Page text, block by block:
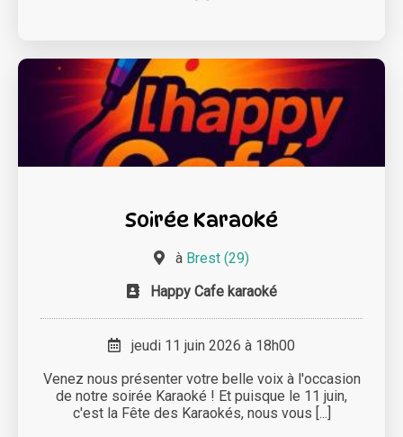
Soirée Karaoké
à Brest (29)
Happy Cafe karaoké
jeudi 11 juin 2026 à 18h00
Venez nous présenter votre belle voix à l'occasion
de notre soirée Karaoké ! Et puisque le 11 juin,
c'est la Fête des Karaokés, nous vous [...]